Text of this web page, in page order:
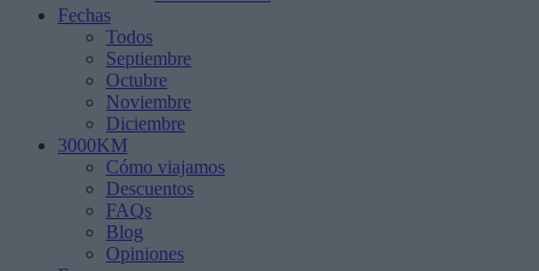
Fechas
Todos
Septiembre
Octubre
Noviembre
Diciembre
3000KM
Cómo viajamos
Descuentos
FAQs
Blog
Opiniones